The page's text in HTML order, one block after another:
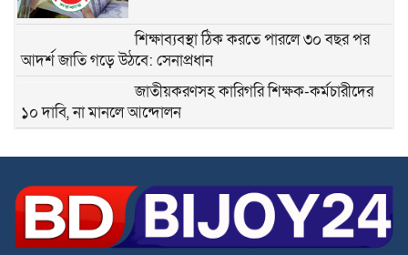
শিক্ষাব্যবস্থা ঠিক করতে পারলে ৩০ বছর পর
আদর্শ জাতি গড়ে উঠবে: সেনাপ্রধান
জাতীয়করণসহ কারিগরি শিক্ষক-কর্মচারীদের
১০ দাবি, না মানলে আন্দোলন
স্বতন্ত্র ইবতেদায়ি মাদ্রাসার বেতন বন্ধের চক্রান্ত
ও মিথ্যা মামলার বিরুদ্ধে তীব্র প্রতিবাদ ও